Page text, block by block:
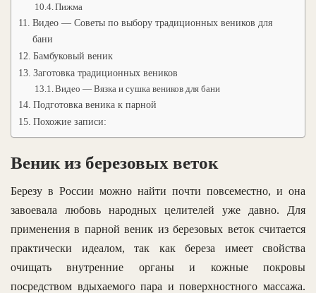
Пижма
Видео — Советы по выбору традиционных веников для
бани
Бамбуковый веник
Заготовка традиционных веников
Видео — Вязка и сушка веников для бани
Подготовка веника к парной
Похожие записи:
Веник из березовых веток
Березу в России можно найти почти повсеместно, и она
завоевала любовь народных целителей уже давно. Для
применения в парной веник из березовых веток считается
практически идеалом, так как береза имеет свойства
очищать внутренние органы и кожные покровы
посредством вдыхаемого пара и поверхностного массажа.